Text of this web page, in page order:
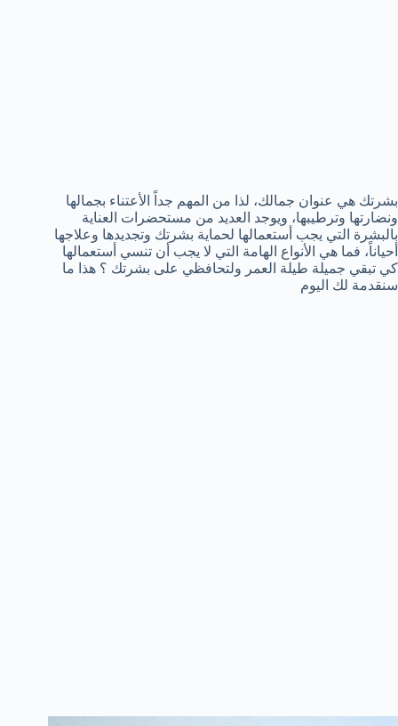
بشرتك ھي عنوان جمالك، لذا من المھم جداً الأعتناء بجمالھا
ونضارتھا وترطیبھا، ویوجد العدید من مستحضرات العنایة
بالبشرة التي یجب أستعمالھا لحمایة بشرتك وتجدیدھا وعلاجھا
أحیاناً، فما هي الأنواع الهامة التي لا يجب أن تنسي أستعمالها
كي تبقي جميلة طيلة العمر ولتحافظي على بشرتك ؟ هذا ما
سنقدمة لك اليوم